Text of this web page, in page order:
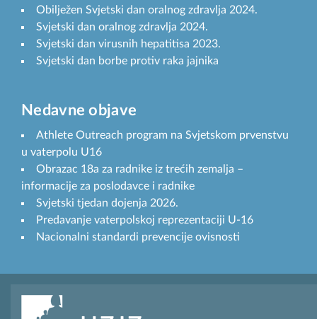
Obilježen Svjetski dan oralnog zdravlja 2024.
Svjetski dan oralnog zdravlja 2024.
Svjetski dan virusnih hepatitisa 2023.
Svjetski dan borbe protiv raka jajnika
Nedavne objave
Athlete Outreach program na Svjetskom prvenstvu
u vaterpolu U16
Obrazac 18a za radnike iz trećih zemalja –
informacije za poslodavce i radnike
Svjetski tjedan dojenja 2026.
Predavanje vaterpolskoj reprezentaciji U-16
Nacionalni standardi prevencije ovisnosti